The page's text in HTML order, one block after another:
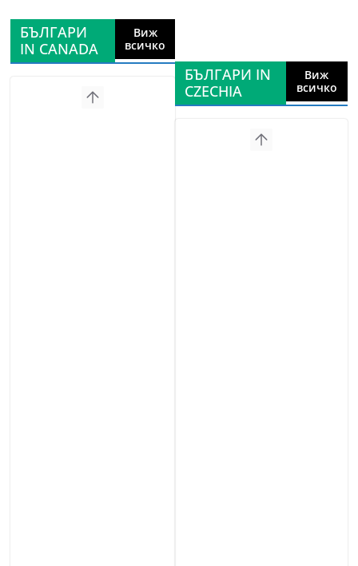
БЪЛГАРИ
IN CANADA
Виж
всичко
БЪЛГАРИ IN
CZECHIA
Виж
всичко